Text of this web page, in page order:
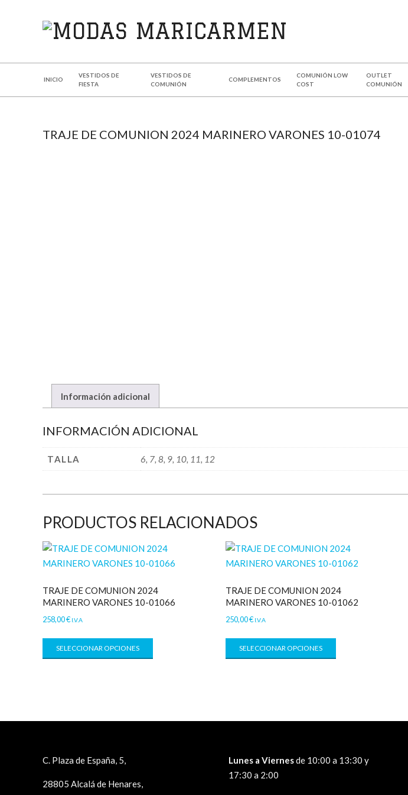
MARICARMEN
INICIO
VESTIDOS DE
FIESTA
VESTIDOS DE
COMUNIÓN
COMPLEMENTOS
COMUNIÓN LOW
COST
OUTLET
COMUNIÓN
TRAJE DE COMUNION 2024 MARINERO VARONES 10-01074
Información adicional
INFORMACIÓN ADICIONAL
TALLA 6, 7, 8, 9, 10, 11, 12
PRODUCTOS RELACIONADOS
TRAJE DE COMUNION 2024
MARINERO VARONES 10-01066
258,00€ I.V.A
SELECCIONAR OPCIONES
TRAJE DE COMUNION 2024
MARINERO VARONES 10-01062
250,00€ I.V.A
SELECCIONAR OPCIONES
C. Plaza de España, 5,
28805 Alcalá de Henares,
Lunes a Viernesde 10:00 a 13:30 y
17:30 a 2:00